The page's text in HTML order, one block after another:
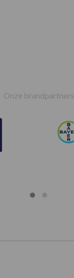
Onze brandpartners